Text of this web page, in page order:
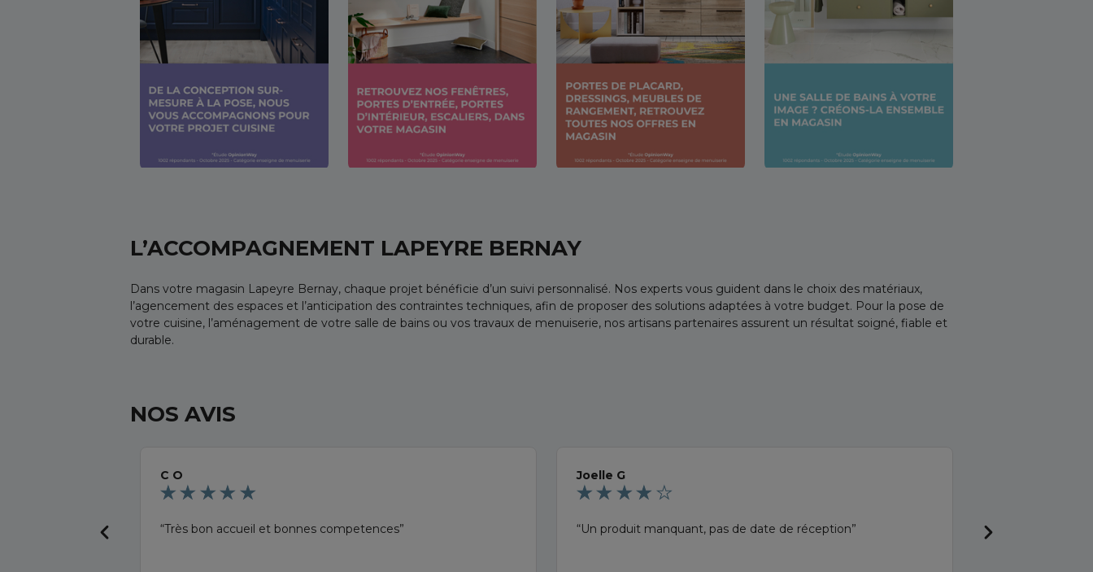
L’ACCOMPAGNEMENT LAPEYRE BERNAY
Dans votre magasin Lapeyre Bernay, chaque projet bénéficie d’un suivi personnalisé. Nos experts vous guident dans le choix des matériaux,
l’agencement des espaces et l’anticipation des contraintes techniques, afin de proposer des solutions adaptées à votre budget. Pour la pose de
votre cuisine, l’aménagement de votre salle de bains ou vos travaux de menuiserie, nos artisans partenaires assurent un résultat soigné, fiable et
durable.
NOS AVIS
C O
Très bon accueil et bonnes competences
Joelle G
Un produit manquant, pas de date de réception